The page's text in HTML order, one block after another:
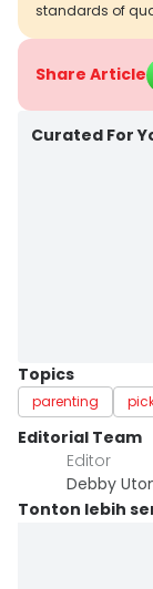
standards of
Share Article
Curated For
Topics
parenting
Editorial Team
Editor
Debby
Tonton lebih